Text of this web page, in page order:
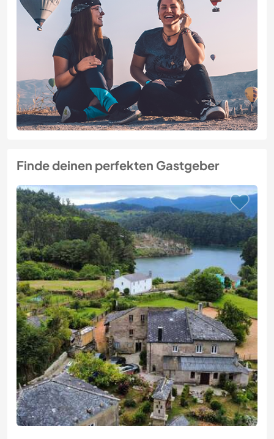
Finde deinen perfekten Gastgeber